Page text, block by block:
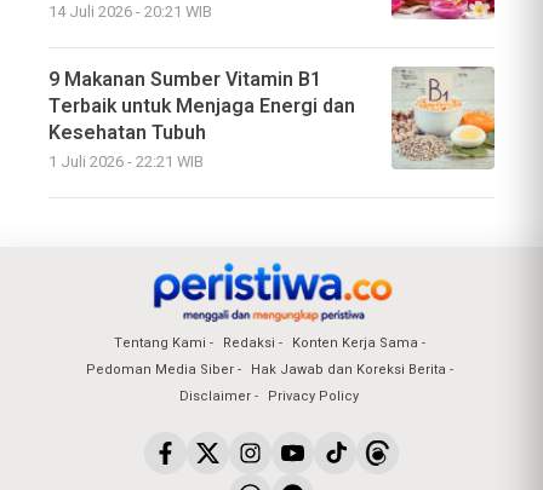
14 Juli 2026 - 20:21 WIB
9 Makanan Sumber Vitamin B1
Terbaik untuk Menjaga Energi dan
Kesehatan Tubuh
1 Juli 2026 - 22:21 WIB
Tentang Kami Redaksi
Konten Kerja Sama
Pedoman Media Siber
Hak Jawab dan Koreksi Berita
Disclaimer
Privacy Policy